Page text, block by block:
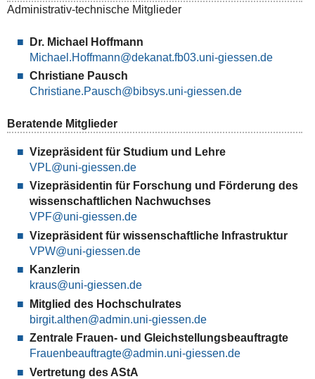
Administrativ-technische Mitglieder
Dr. Michael Hoffmann
Michael.Hoffmann
Christiane Pausch
Christiane.Pausch
Beratende Mitglieder
Vizepräsident für Studium und Lehre
VPL
Vizepräsidentin für Forschung und Förderung des
wissenschaftlichen Nachwuchses
VPF
Vizepräsident für wissenschaftliche Infrastruktur
VPW
Kanzlerin
kraus
Mitglied des Hochschulrates
birgit.althen
Zentrale Frauen- und Gleichstellungsbeauftragte
Frauenbeauftragte
Vertretung des AStA